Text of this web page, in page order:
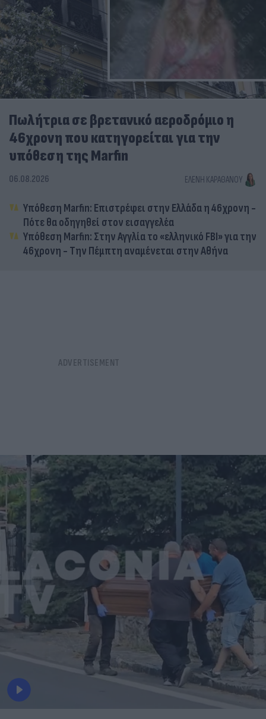
Πωλήτρια σε βρετανικό αεροδρόμιο η
46χρονη που κατηγορείται για την
υπόθεση της Marfin
06.08.2026 ΕΛΈΝΗ ΚΑΡΑΘΆΝΟΥ
Υπόθεση Marfin: Επιστρέφει στην Ελλάδα η 46χρονη -
Πότε θα οδηγηθεί στον εισαγγελέα
Υπόθεση Marfin: Στην Αγγλία το «ελληνικό FBI» για την
46χρονη - Την Πέμπτη αναμένεται στην Αθήνα